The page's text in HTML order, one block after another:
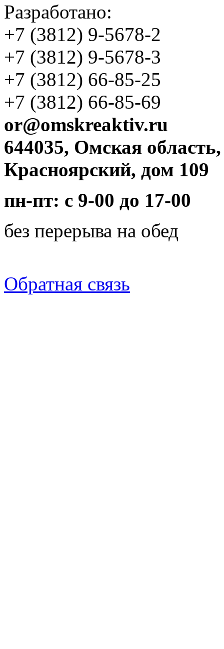
Разработано:
+7 (3812) 9-5678-2
+7 (3812) 9-5678-3
+7 (3812) 66-85-25
+7 (3812) 66-85-69
or@omskreaktiv.ru
644035, Омская
Красноярский, дом 109
пн-пт: с 9-00 до 17-00
без перерыва на обед
Обратная связь